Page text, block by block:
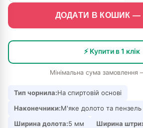
ДОДАТИ В КОШИК —
⚡ Купити в 1 клік
Мінімальна сума замовлення
Тип чорнила:На спиртовій основі
Наконечники:М'яке долото та пензель
Ширина долота:5 мм Ширина